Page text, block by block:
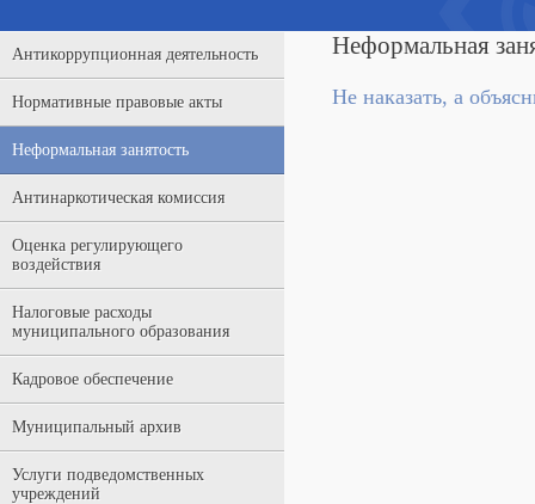
Антикоррупционная деятельность
Нормативные правовые акты
Неформальная занятость
Антинаркотическая комиссия
Оценка регулирующего
воздействия
Налоговые расходы
муниципального образования
Кадровое обеспечение
Муниципальный архив
Услуги подведомственных
учреждений
Неформальная
Не наказать, а